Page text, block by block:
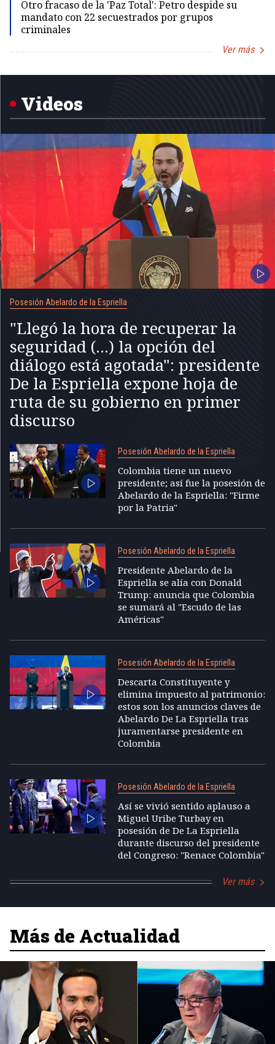
Otro fracaso de la 'Paz Total': Petro despide su
mandato con 22 secuestrados por grupos
criminales
Ver más
1
Videos
Posesión Abelardo de la Espriella
"Llegó la hora de recuperar la
seguridad (...) la opción del
diálogo está agotada": presidente
De la Espriella expone hoja de
ruta de su gobierno en primer
discurso
Posesión Abelardo de la Espriella
Colombia tiene un nuevo
presidente; así fue la posesión de
Abelardo de la Espriella: "Firme
por la Patria"
Posesión Abelardo de la Espriella
Presidente Abelardo de la
Espriella se alía con Donald
Trump: anuncia que Colombia
se sumará al "Escudo de las
Américas"
Posesión Abelardo de la Espriella
Descarta Constituyente y
elimina impuesto al patrimonio:
estos son los anuncios claves de
Abelardo De La Espriella tras
juramentarse presidente en
Colombia
Posesión Abelardo de la Espriella
Así se vivió sentido aplauso a
Miguel Uribe Turbay en
posesión de De La Espriella
durante discurso del presidente
del Congreso: "Renace Colombia"
Ver más
Más de Actualidad